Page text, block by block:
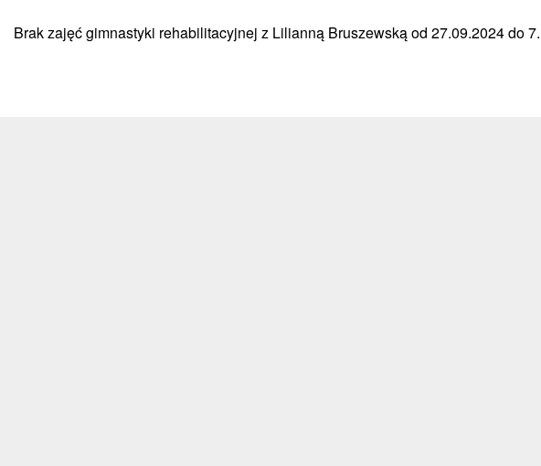
Brak zajęć gimnastyki rehabilitacyjnej z Lilianną Bruszewską od 27.09.2024 do